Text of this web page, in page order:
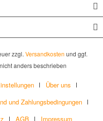
zzgl. Versandkosten und ggf.
anders beschrieben
Über uns
und Zahlungsbedingungen
AGB Impressum